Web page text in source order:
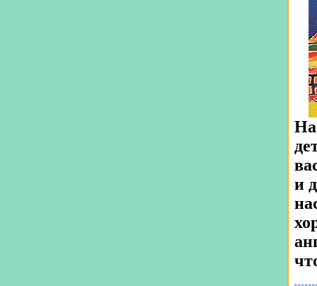
На
и